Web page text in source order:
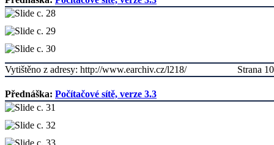
Strana 10
Vytištěno z adresy: http://www.earchiv.cz/l218/
Přednáška: Počítačové sítě, verze 3.3